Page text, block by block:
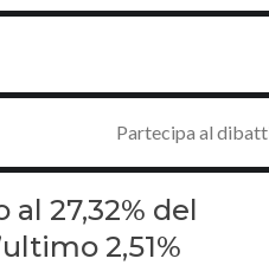
Partecipa al
27,32% del
2,51%